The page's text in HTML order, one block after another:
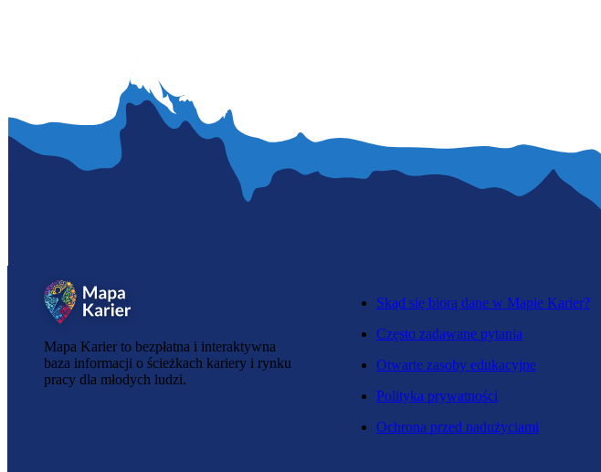
Mapa Karier to bezpłatna i interaktywna
baza informacji o ścieżkach kariery i rynku
pracy dla młodych ludzi.
Skąd się biorą dane w Mapie Karier?
Często zadawane pytania
Otwarte zasoby edukacyjne
Polityka prywatności
Ochrona przed nadużyciami